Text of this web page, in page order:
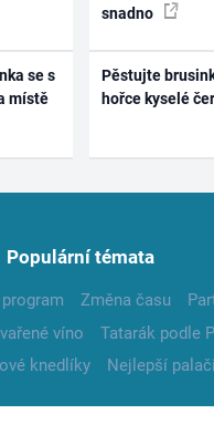
se s
místě
snadno
Pěstujte
hořce kyselé
Populární témata
Změna času
víno Tatarák podle
knedlíky Nejlepší